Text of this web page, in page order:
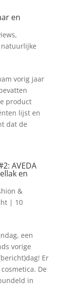
en
,
natuurlijke
vorig jaar
product
lijst en
dat de
AVEDA
en
&
| 10
een
vorige
Er
De
in